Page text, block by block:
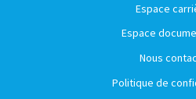
Espace
Espace
Nous
Politique de